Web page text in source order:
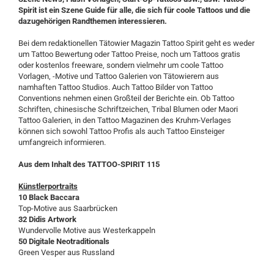
Spirit ist ein Szene Guide für alle, die sich für coole Tattoos und die
dazugehörigen Randthemen interessieren.
Bei dem redaktionellen Tätowier Magazin Tattoo Spirit geht es weder
um Tattoo Bewertung oder Tattoo Preise, noch um Tattoos gratis
oder kostenlos freeware, sondern vielmehr um coole Tattoo
Vorlagen, -Motive und Tattoo Galerien von Tätowierern aus
namhaften Tattoo Studios. Auch Tattoo Bilder von Tattoo
Conventions nehmen einen Großteil der Berichte ein. Ob Tattoo
Schriften, chinesische Schriftzeichen, Tribal Blumen oder Maori
Tattoo Galerien, in den Tattoo Magazinen des Kruhm-Verlages
können sich sowohl Tattoo Profis als auch Tattoo Einsteiger
umfangreich informieren.
Aus dem Inhalt des TATTOO-SPIRIT 115
Künstlerportraits
10 Black Baccara
Top-Motive aus Saarbrücken
32 Didis Artwork
Wundervolle Motive aus Westerkappeln
50 Digitale Neotraditionals
Green Vesper aus Russland